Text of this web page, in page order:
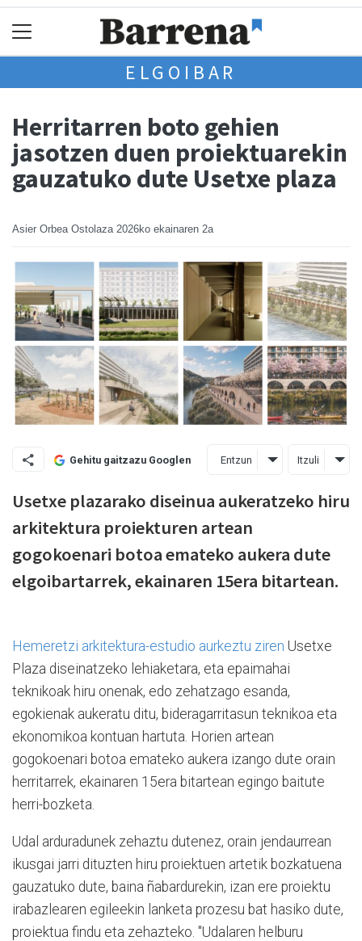
ELGOIBAR
Herritarren boto gehien
jasotzen duen proiektuarekin
gauzatuko dute Usetxe plaza
Asier Orbea Ostolaza 2026ko ekainaren 2a
Gehitu gaitzazu Googlen Entzun Itzuli
Usetxe plazarako diseinua aukeratzeko hiru
arkitektura proiekturen artean
gogokoenari botoa emateko aukera dute
elgoibartarrek, ekainaren 15era bitartean.
Hemeretzi arkitektura-estudio aurkeztu ziren Usetxe
Plaza diseinatzeko lehiaketara, eta epaimahai
teknikoak hiru onenak, edo zehatzago esanda,
egokienak aukeratu ditu, bideragarritasun teknikoa eta
ekonomikoa kontuan hartuta. Horien artean
gogokoenari botoa emateko aukera izango dute orain
herritarrek, ekainaren 15era bitartean egingo baitute
herri-bozketa.
Udal arduradunek zehaztu dutenez, orain jendaurrean
ikusgai jarri dituzten hiru proiektuen artetik bozkatuena
gauzatuko dute, baina ñabardurekin, izan ere proiektu
irabazlearen egileekin lanketa prozesu bat hasiko dute,
proiektua findu eta zehazteko. "Udalaren helburu